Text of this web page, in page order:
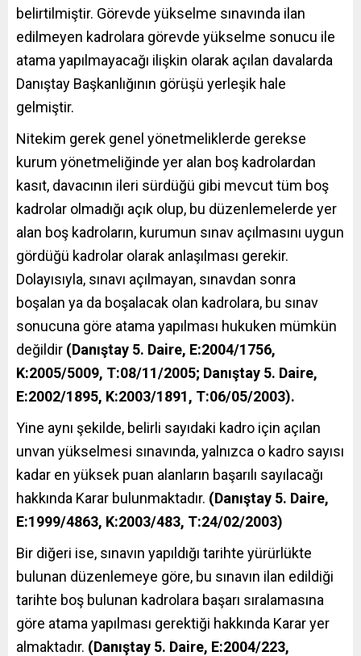
belirtilmiştir. Görevde yükselme sınavında ilan
edilmeyen kadrolara görevde yükselme sonucu ile
atama yapılmayacağı ilişkin olarak açılan davalarda
Danıştay Başkanlığının görüşü yerleşik hale
gelmiştir.
Nitekim gerek genel yönetmeliklerde gerekse
kurum yönetmeliğinde yer alan boş kadrolardan
kasıt, davacının ileri sürdüğü gibi mevcut tüm boş
kadrolar olmadığı açık olup, bu düzenlemelerde yer
alan boş kadroların, kurumun sınav açılmasını uygun
gördüğü kadrolar olarak anlaşılması gerekir.
Dolayısıyla, sınavı açılmayan, sınavdan sonra
boşalan ya da boşalacak olan kadrolara, bu sınav
sonucuna göre atama yapılması hukuken mümkün
değildir (Danıştay 5. Daire, E:2004/1756,
K:2005/5009, T:08/11/2005; Danıştay 5. Daire,
E:2002/1895, K:2003/1891, T:06/05/2003).
Yine aynı şekilde, belirli sayıdaki kadro için açılan
unvan yükselmesi sınavında, yalnızca o kadro sayısı
kadar en yüksek puan alanların başarılı sayılacağı
hakkında Karar bulunmaktadır. (Danıştay 5. Daire,
E:1999/4863, K:2003/483, T:24/02/2003)
Bir diğeri ise, sınavın yapıldığı tarihte yürürlükte
bulunan düzenlemeye göre, bu sınavın ilan edildiği
tarihte boş bulunan kadrolara başarı sıralamasına
göre atama yapılması gerektiği hakkında Karar yer
almaktadır. (Danıştay 5. Daire, E:2004/223,